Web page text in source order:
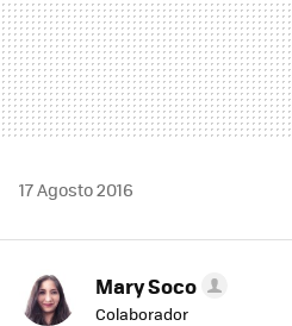
17 Agosto 2016
Mary Soco
Colaborador